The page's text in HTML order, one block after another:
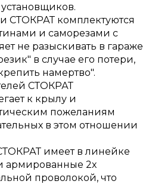
СТОКРАТ комплектуются
и саморезами с
не разыскивать в гараже
в случае его потери,
намертво".
СТОКРАТ
к крылу и
пожеланиям
в этом отношении
имеет в линейке
армированные 2х
проволокой, что